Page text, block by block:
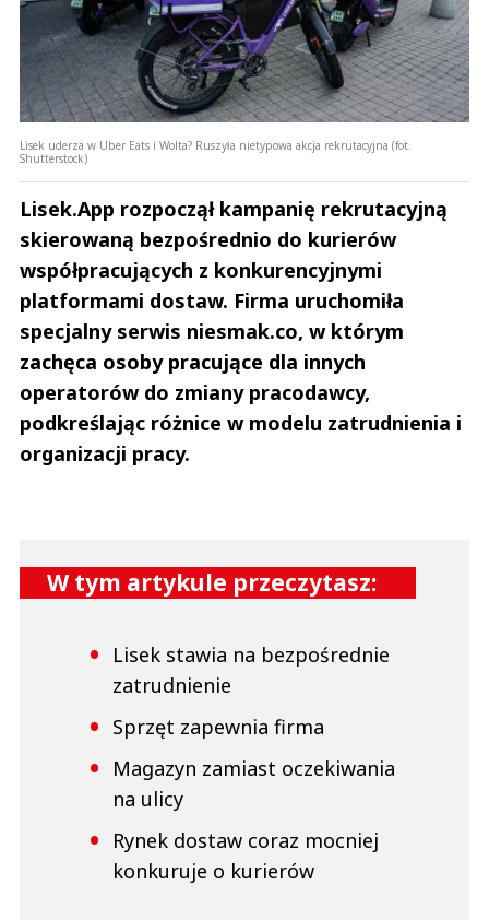
Lisek uderza w Uber Eats i Wolta? Ruszyła nietypowa akcja rekrutacyjna (fot.
Shutterstock)
Lisek.App rozpoczął kampanię rekrutacyjną
skierowaną bezpośrednio do kurierów
współpracujących z konkurencyjnymi
platformami dostaw. Firma uruchomiła
specjalny serwis niesmak.co, w którym
zachęca osoby pracujące dla innych
operatorów do zmiany pracodawcy,
podkreślając różnice w modelu zatrudnienia i
organizacji pracy.
W tym artykule przeczytasz:
Lisek stawia na bezpośrednie
zatrudnienie
Sprzęt zapewnia firma
Magazyn zamiast oczekiwania
na ulicy
Rynek dostaw coraz mocniej
konkuruje o kurierów